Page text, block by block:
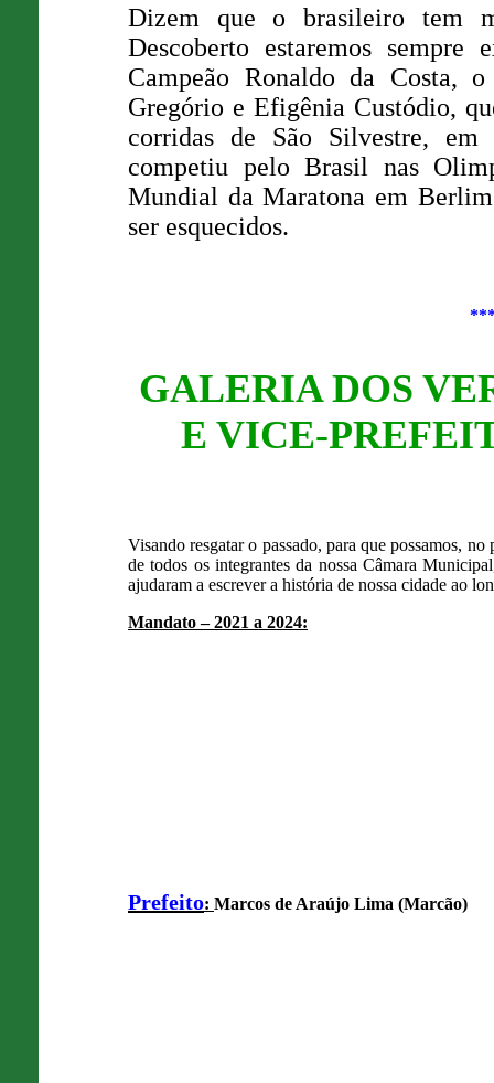
Dizem que o brasileiro tem
Descoberto estaremos sempre
Campeão Ronaldo da Costa,
Gregório e Efigênia Custódio,
corridas de São Silvestre,
competiu pelo Brasil nas
Mundial da Maratona em
ser esquecidos.
GALERIA DOS
E VICE-
Visando resgatar o passado, para que possamos,
de todos os integrantes da nossa Câmara
ajudaram a escrever a história de nossa cidade ao
Mandato – 2021 a 2024:
Prefeito: Marcos de Araújo Lima (Marcão)